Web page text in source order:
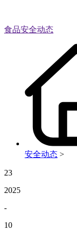
食品安全动态
安全动态 >
23
2025
-
10